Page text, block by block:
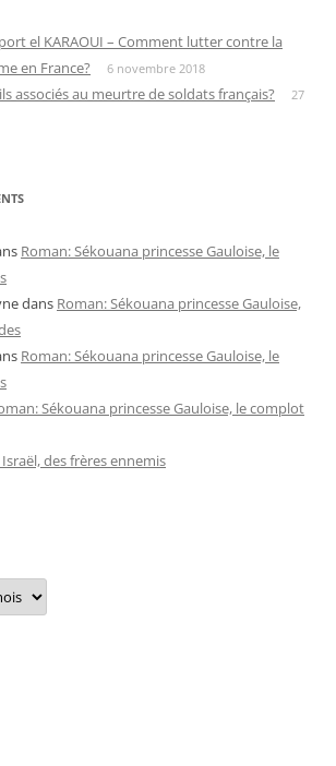
el KARAOUI – Comment lutter contre la
en France?
6 novembre 2018
associés au meurtre de soldats français?
27
Roman: Sékouana princesse Gauloise, le
dans Roman: Sékouana princesse Gauloise,
Roman: Sékouana princesse Gauloise, le
Sékouana princesse Gauloise, le complot
des frères ennemis